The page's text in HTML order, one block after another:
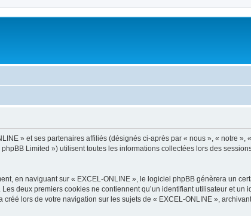
» et ses partenaires affiliés (désignés ci-après par « nous », « notre »,
Limited ») utilisent toutes les informations collectées lors des
en naviguant sur « EXCEL-ONLINE », le logiciel phpBB génèrera un
deux premiers cookies ne contiennent qu’un identifiant utilisateur et un
lors de votre navigation sur les sujets de « EXCEL-ONLINE »,